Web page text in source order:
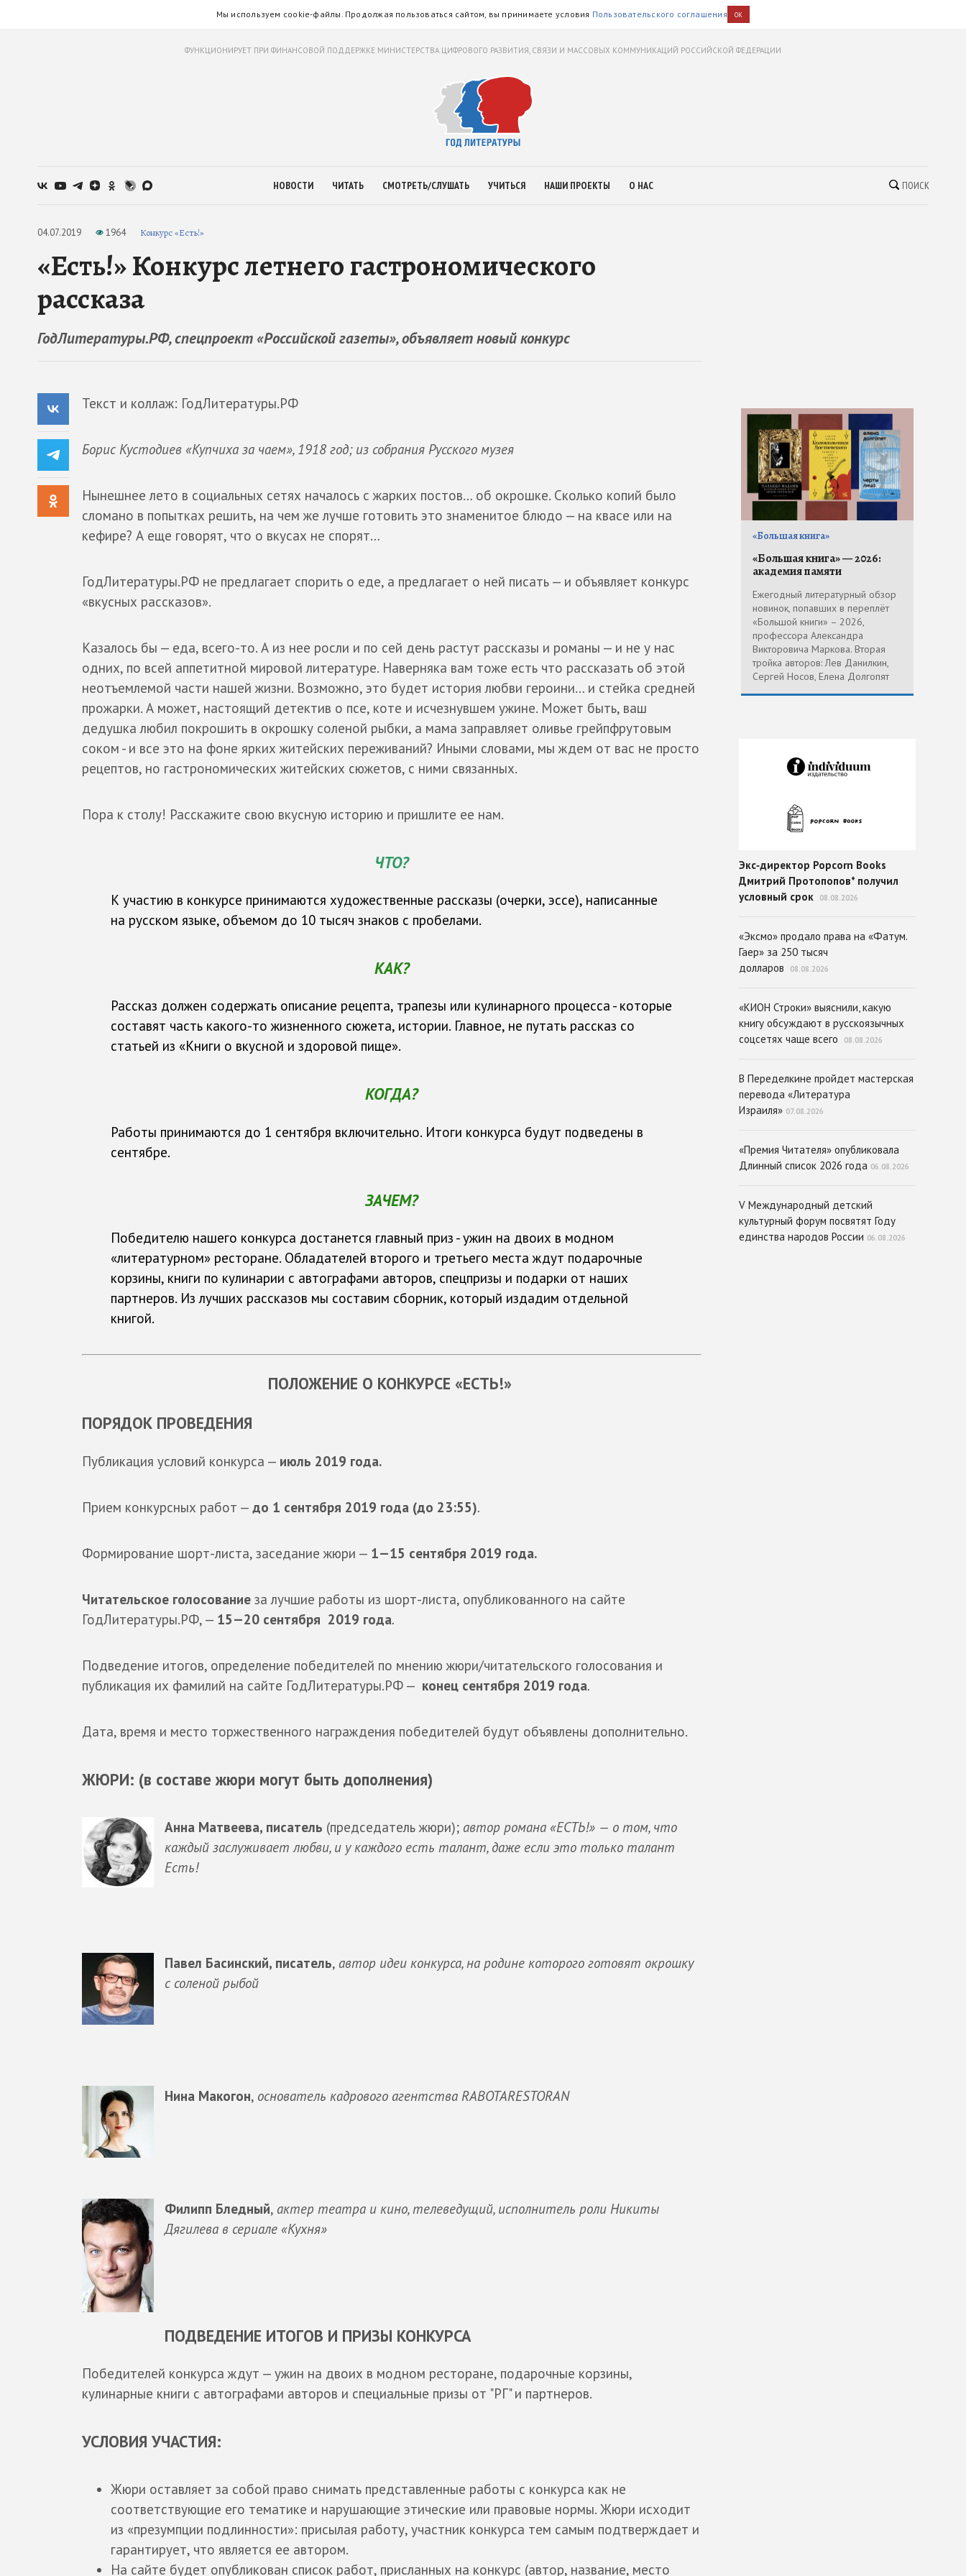
Мы используем cookie-файлы. Продолжая пользоваться сайтом, вы принимаете условия Пользовательского соглашения OK
ФУНКЦИОНИРУЕТ ПРИ ФИНАНСОВОЙ ПОДДЕРЖКЕ МИНИСТЕРСТВА ЦИФРОВОГО РАЗВИТИЯ, СВЯЗИ И МАССОВЫХ КОММУНИКАЦИЙ РОССИЙСКОЙ ФЕДЕРАЦИИ
НОВОСТИ ЧИТАТЬ СМОТРЕТЬ/СЛУШАТЬ УЧИТЬСЯ НАШИ ПРОЕКТЫ О НАС ПОИСК
04.07.2019 1964 Конкурс «Есть!»
«Есть!» Конкурс летнего гастрономического
рассказа
ГодЛитературы.РФ, спецпроект «Российской газеты», объявляет новый конкурс
Текст и коллаж: ГодЛитературы.РФ
Борис Кустодиев «Купчиха за чаем», 1918 год; из собрания Русского музея
Нынешнее лето в социальных сетях началось с жарких постов… об окрошке. Сколько копий было
сломано в попытках решить, на чем же лучше готовить это знаменитое блюдо — на квасе или на
кефире? А еще говорят, что о вкусах не спорят…
ГодЛитературы.РФ не предлагает спорить о еде, а предлагает о ней писать — и объявляет конкурс
«вкусных рассказов».
Казалось бы — еда, всего-то. А из нее росли и по сей день растут рассказы и романы — и не у нас
одних, по всей аппетитной мировой литературе. Наверняка вам тоже есть что рассказать об этой
неотъемлемой части нашей жизни. Возможно, это будет история любви героини… и стейка средней
прожарки. А может, настоящий детектив о псе, коте и исчезнувшем ужине. Может быть, ваш
дедушка любил покрошить в окрошку соленой рыбки, а мама заправляет оливье грейпфрутовым
соком - и все это на фоне ярких житейских переживаний? Иными словами, мы ждем от вас не просто
рецептов, но гастрономических житейских сюжетов, с ними связанных.
Пора к столу! Расскажите свою вкусную историю и пришлите ее нам.
ЧТО?
К участию в конкурсе принимаются художественные рассказы (очерки, эссе), написанные
на русском языке, объемом до 10 тысяч знаков с пробелами.
КАК?
Рассказ должен содержать описание рецепта, трапезы или кулинарного процесса - которые
составят часть какого-то жизненного сюжета, истории. Главное, не путать рассказ со
статьей из «Книги о вкусной и здоровой пище».
КОГДА?
Работы принимаются до 1 сентября включительно. Итоги конкурса будут подведены в
сентябре.
ЗАЧЕМ?
Победителю нашего конкурса достанется главный приз - ужин на двоих в модном
«литературном» ресторане. Обладателей второго и третьего места ждут подарочные
корзины, книги по кулинарии с автографами авторов, спецпризы и подарки от наших
партнеров. Из лучших рассказов мы составим сборник, который издадим отдельной
книгой.
ПОЛОЖЕНИЕ О КОНКУРСЕ «ЕСТЬ!»
ПОРЯДОК ПРОВЕДЕНИЯ
Публикация условий конкурса — июль 2019 года.
Прием конкурсных работ — до 1 сентября 2019 года (до 23:55).
Формирование шорт-листа, заседание жюри — 1—15 сентября 2019 года.
Читательское голосование за лучшие работы из шорт-листа, опубликованного на сайте
ГодЛитературы.РФ, — 15—20 сентября 2019 года.
Подведение итогов, определение победителей по мнению жюри/читательского голосования и
публикация их фамилий на сайте ГодЛитературы.РФ — конец сентября 2019 года.
Дата, время и место торжественного награждения победителей будут объявлены дополнительно.
ЖЮРИ: (в составе жюри могут быть дополнения)
Анна Матвеева, писатель (председатель жюри); автор романа «ЕСТЬ!» — о том, что
каждый заслуживает любви, и у каждого есть талант, даже если это только талант
Есть!
Павел Басинский, писатель, автор идеи конкурса, на родине которого готовят окрошку
с соленой рыбой
Нина Макогон, основатель кадрового агентства RABOTARESTORAN
Филипп Бледный, актер театра и кино, телеведущий, исполнитель роли Никиты
Дягилева в сериале «Кухня»
ПОДВЕДЕНИЕ ИТОГОВ И ПРИЗЫ КОНКУРСА
Победителей конкурса ждут — ужин на двоих в модном ресторане, подарочные корзины,
кулинарные книги с автографами авторов и специальные призы от "РГ" и партнеров.
УСЛОВИЯ УЧАСТИЯ:
Жюри оставляет за собой право снимать представленные работы с конкурса как не
соответствующие его тематике и нарушающие этические или правовые нормы. Жюри исходит
из «презумпции подлинности»: присылая работу, участник конкурса тем самым подтверждает и
гарантирует, что является ее автором.
На сайте будет опубликован список работ, присланных на конкурс (автор, название, место
«Большая книга»
«Большая книга» — 2026:
академия памяти
Ежегодный литературный обзор
новинок, попавших в переплёт
«Большой книги» – 2026,
профессора Александра
Викторовича Маркова. Вторая
тройка авторов: Лев Данилкин,
Сергей Носов, Елена Долгопят
Экс‑директор Popcorn Books
Дмитрий Протопопов* получил
условный срок
08.08.2026
«Эксмо» продало права на «Фатум.
Гаер» за 250 тысяч
долларов
08.08.2026
«КИОН Строки» выяснили, какую
книгу обсуждают в русскоязычных
соцсетях чаще всего
08.08.2026
В Переделкине пройдет мастерская
перевода «Литература
Израиля» 07.08.2026
«Премия Читателя» опубликовала
Длинный список 2026 года 06.08.2026
V Международный детский
культурный форум посвятят Году
единства народов России 06.08.2026